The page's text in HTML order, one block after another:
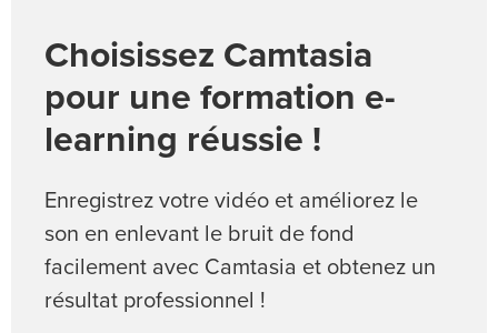
Choisissez Camtasia
pour une formation e-
learning réussie !
Enregistrez votre vidéo et améliorez le
son en enlevant le bruit de fond
facilement avec Camtasia et obtenez un
résultat professionnel !